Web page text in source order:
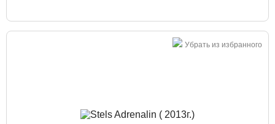
Убрать из избранного